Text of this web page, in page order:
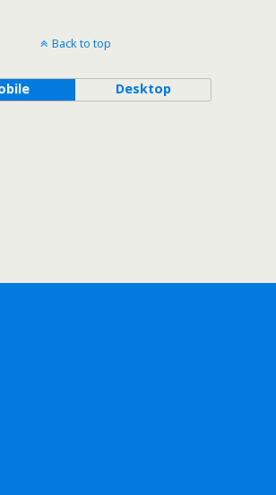
Back to top
Desktop